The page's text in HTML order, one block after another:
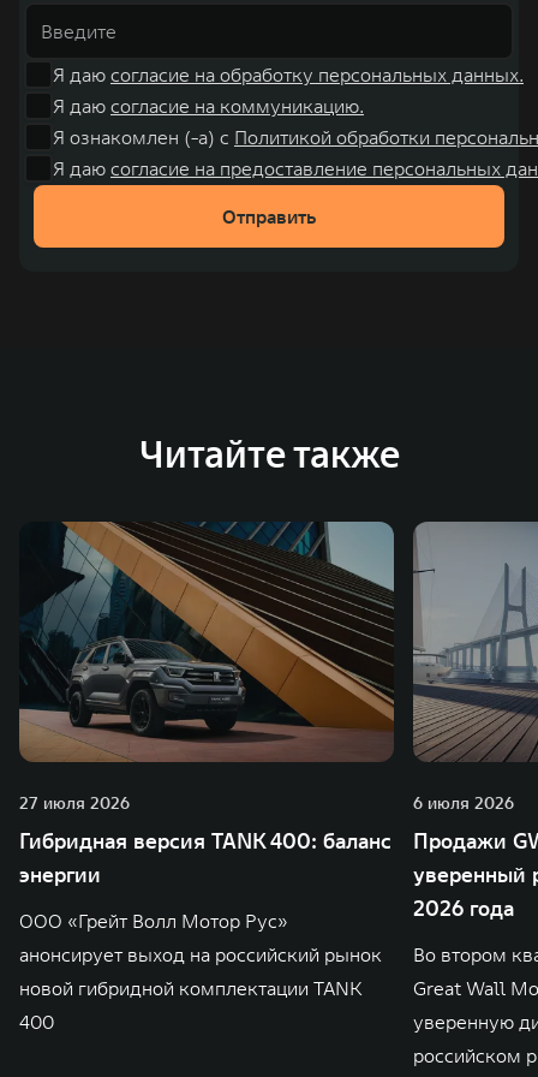
Я даю согласие на обработку персональных данных.
Я даю согласие на коммуникацию.
Я ознакомлен (-а) с Политикой обработки
Я даю согласие на предоставление персональных
Отправить
Читайте также
27 июля 2026
Гибридная версия TANK 400: баланс
энергии
ООО «Грейт Волл Мотор Рус»
анонсирует выход на российский рынок
новой гибридной комплектации TANK
400
6 июля 2026
Продажи
уверенный
2026 года
Во втором
Great Wall
уверенную
российском